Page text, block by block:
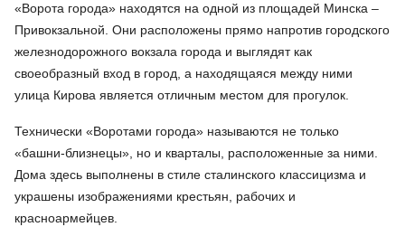
«Ворота города» находятся на одной из площадей Минска –
Привокзальной. Они расположены прямо напротив городского
железнодорожного вокзала города и выглядят как
своеобразный вход в город, а находящаяся между ними
улица Кирова является отличным местом для прогулок.
Технически «Воротами города» называются не только
«башни-близнецы», но и кварталы, расположенные за ними.
Дома здесь выполнены в стиле сталинского классицизма и
украшены изображениями крестьян, рабочих и
красноармейцев.